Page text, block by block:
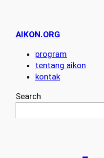
AIKON.ORG
program
tentang aikon
kontak
Search